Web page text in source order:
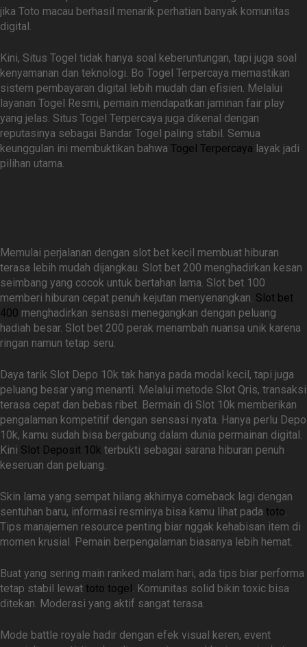
jika Toto macau berhasil menarik perhatian banyak komunitas
digital.
Kini, Situs Togel tidak hanya soal keberuntungan, tapi juga soal
kenyamanan dan teknologi. Bo Togel Terpercaya memastikan
sistem pembayaran digital lebih mudah dan efisien. Melalui
layanan Togel Resmi, pemain mendapatkan jaminan fair play
yang jelas. Situs Togel Terpercaya juga dikenal dengan
reputasinya sebagai Bandar Togel paling stabil. Semua
keunggulan ini membuktikan bahwa Togel Terpercaya layak jadi
pilihan utama.
Memulai perjalanan dengan slot bet kecil membuat hiburan
terasa lebih mudah dijangkau. Slot bet 200 menghadirkan kesan
seimbang yang cocok untuk bertahan lama. Slot bet 100
memberi hiburan cepat penuh kejutan menyenangkan. Slot bet
400 menghadirkan sensasi menegangkan dengan peluang
hadiah besar. Slot bet 200 perak menambah nuansa unik karena
ringan namun tetap seru.
Daya tarik Slot Depo 10k tak hanya pada modal kecil, tapi juga
peluang besar yang menanti. Melalui metode Slot Qris, transaksi
terasa cepat dan bebas ribet. Bermain di Slot 10k memberikan
pengalaman kompetitif dengan sensasi nyata. Hanya perlu Depo
10k, kamu sudah bisa bergabung dalam dunia permainan digital.
Kini Slot Deposit 10k terbukti sebagai sarana hiburan penuh
keseruan dan peluang.
Skin lama yang sempat hilang akhirnya comeback lagi dengan
sentuhan baru, informasi resminya bisa kamu lihat pada toto.
Tips manajemen resource penting biar nggak kehabisan item di
momen krusial. Pemain berpengalaman biasanya lebih hemat.
Buat yang sering main ranked malam hari, ada tips biar performa
tetap stabil lewat toto togel . Komunitas solid bikin toxic bisa
ditekan. Moderasi yang aktif sangat terasa.
Mode battle royale hadir dengan efek visual keren, event